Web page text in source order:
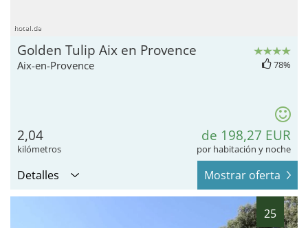
hotel.de
Golden Tulip Aix en Provence
Aix-en-Provence 78%
2,04
kilómetros
de 198,27 EUR
por habitación y noche
Detalles Mostrar oferta
25